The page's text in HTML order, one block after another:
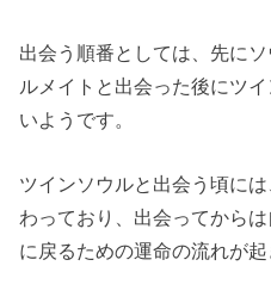
出会う順番としては、先に
ルメイトと出会った後にツ
いようです。
ツインソウルと出会う頃に
わっており、出会ってから
に戻るための運命の流れが起